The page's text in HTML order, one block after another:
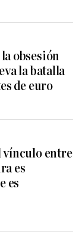
obsesión
la batalla
de euro
vínculo entre
es
es